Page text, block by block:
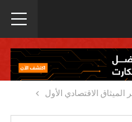
الاقتصادي الأول